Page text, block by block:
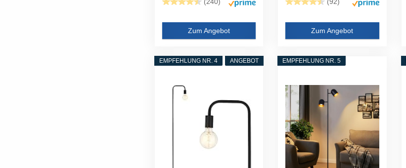
Zum Angebot Zum Angebot
ANGEBOT
EMPFEHLUNG NR. 4 EMPFEHLUNG NR. 5